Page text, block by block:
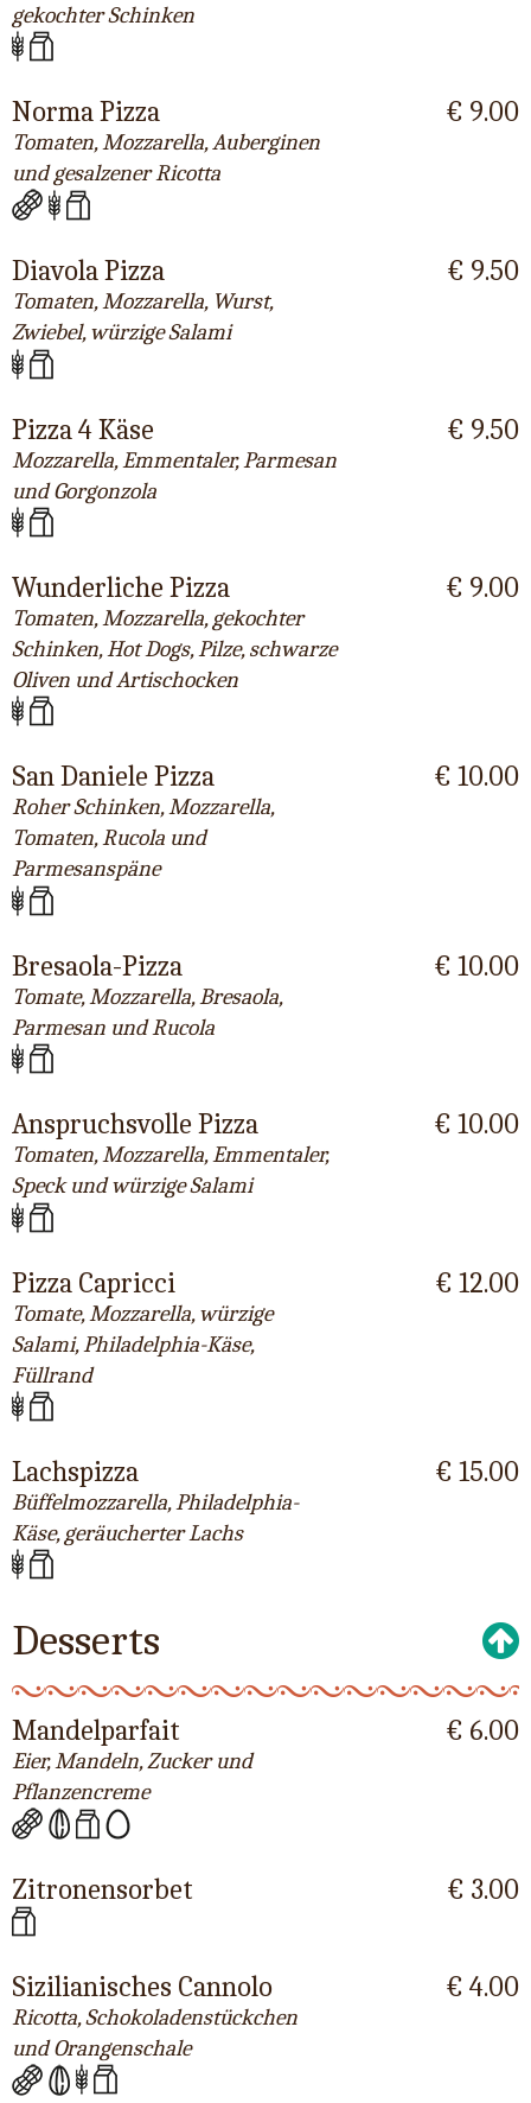
gekochter Schinken
Norma Pizza
Tomaten, Mozzarella, Auberginen
und gesalzener Ricotta
€ 9.00
Diavola Pizza
Tomaten, Mozzarella, Wurst,
Zwiebel, würzige Salami
€ 9.50
Pizza 4 Käse
Mozzarella, Emmentaler, Parmesan
und Gorgonzola
€ 9.50
Wunderliche Pizza
Tomaten, Mozzarella, gekochter
Schinken, Hot Dogs, Pilze, schwarze
Oliven und Artischocken
€ 9.00
San Daniele Pizza
Roher Schinken, Mozzarella,
Tomaten, Rucola und
Parmesanspäne
€ 10.00
Bresaola-Pizza
Tomate, Mozzarella, Bresaola,
Parmesan und Rucola
€ 10.00
Anspruchsvolle Pizza
Tomaten, Mozzarella, Emmentaler,
Speck und würzige Salami
€ 10.00
Pizza Capricci
Tomate, Mozzarella, würzige
Salami, Philadelphia-Käse,
Füllrand
€ 12.00
Lachspizza
Büffelmozzarella, Philadelphia-
Käse, geräucherter Lachs
€ 15.00
Desserts
Mandelparfait
Eier, Mandeln, Zucker und
Pflanzencreme
€ 6.00
Zitronensorbet € 3.00
Sizilianisches Cannolo
Ricotta, Schokoladenstückchen
und Orangenschale
€ 4.00